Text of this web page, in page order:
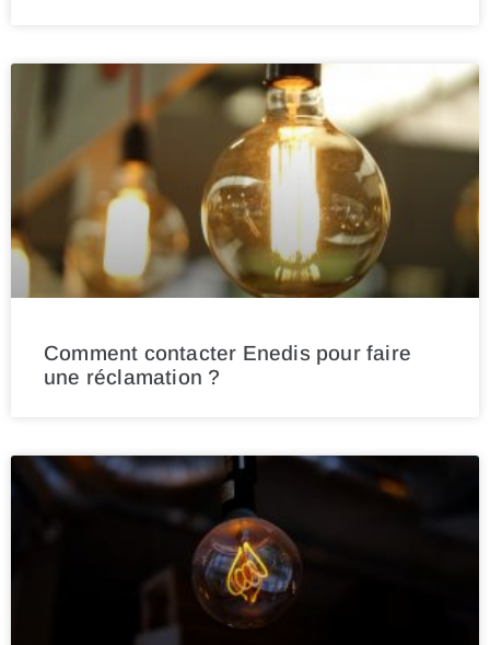
Comment contacter Enedis pour faire
une réclamation ?